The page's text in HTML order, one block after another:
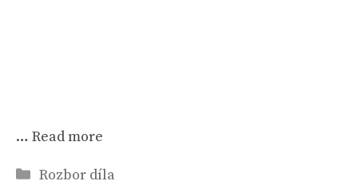
… Read more
Rubriky
Rozbor díla